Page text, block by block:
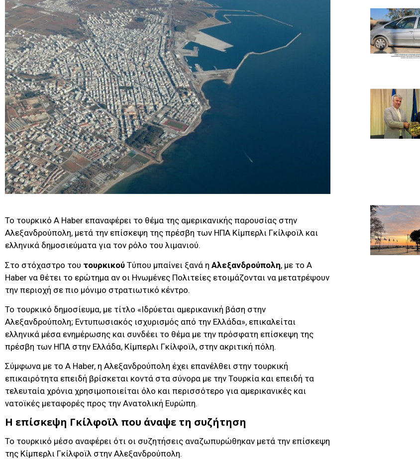
Το τουρκικό A Haber επαναφέρει το θέμα της αμερικανικής παρουσίας στην
Αλεξανδρούπολη, μετά την επίσκεψη της πρέσβη των ΗΠΑ Κίμπερλι Γκίλφοϊλ και
ελληνικά δημοσιεύματα για τον ρόλο του λιμανιού.
Στο στόχαστρο του τουρκικού Τύπου μπαίνει ξανά η Αλεξανδρούπολη, με το A
Haber να θέτει το ερώτημα αν οι Ηνωμένες Πολιτείες ετοιμάζονται να μετατρέψουν
την περιοχή σε πιο μόνιμο στρατιωτικό κέντρο.
Το τουρκικό δημοσίευμα, με τίτλο «Ιδρύεται αμερικανική βάση στην
Αλεξανδρούπολη; Εντυπωσιακός ισχυρισμός από την Ελλάδα», επικαλείται
ελληνικά μέσα ενημέρωσης και συνδέει το θέμα με την πρόσφατη επίσκεψη της
πρέσβη των ΗΠΑ στην Ελλάδα, Κίμπερλι Γκίλφοϊλ, στην ακριτική πόλη.
Σύμφωνα με το A Haber, η Αλεξανδρούπολη έχει επανέλθει στην τουρκική
επικαιρότητα επειδή βρίσκεται κοντά στα σύνορα με την Τουρκία και επειδή τα
τελευταία χρόνια χρησιμοποιείται όλο και περισσότερο για αμερικανικές και
νατοϊκές μεταφορές προς την Ανατολική Ευρώπη.
Η επίσκεψη Γκίλφοϊλ που άναψε τη συζήτηση
Το τουρκικό μέσο αναφέρει ότι οι συζητήσεις αναζωπυρώθηκαν μετά την επίσκεψη
της Κίμπερλι Γκίλφοϊλ στην Αλεξανδρούπολη.